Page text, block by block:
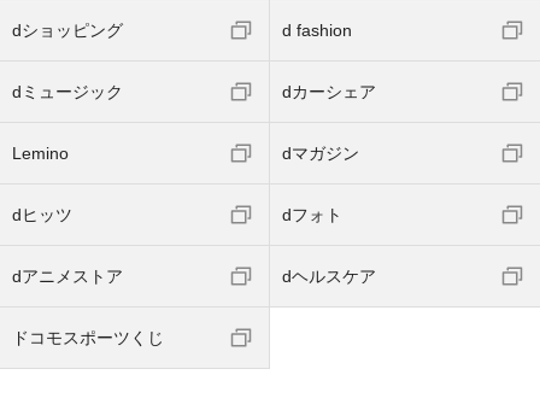
dショッピング d fashion
dミュージック dカーシェア
Lemino dマガジン
dヒッツ dフォト
dアニメストア dヘルスケア
ドコモスポーツくじ